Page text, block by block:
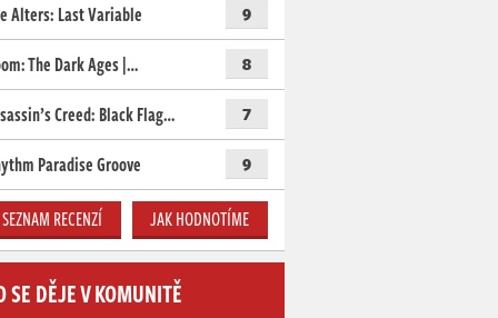
Alters: Last Variable 9
The Dark Ages |… 8
Creed: Black Flag… 7
Paradise Groove 9
SEZNAM RECENZÍ JAK HODNOTÍME
SE DĚJE V KOMUNITĚ